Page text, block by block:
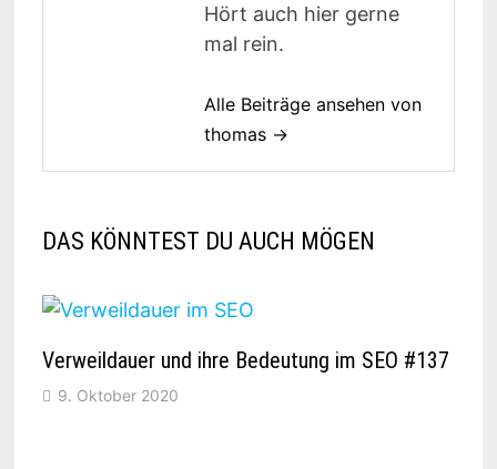
Hört auch hier gerne
mal rein.
Alle Beiträge ansehen von
thomas →
DAS KÖNNTEST DU AUCH MÖGEN
Verweildauer und ihre Bedeutung im SEO #137
9. Oktober 2020